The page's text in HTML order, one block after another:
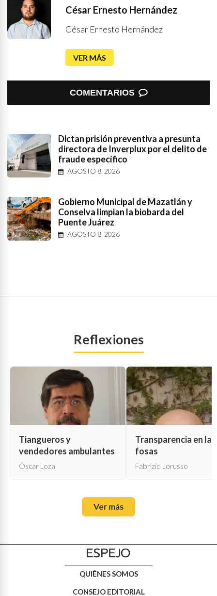
César Ernesto Hernández
César Ernesto Hernández
VER MÁS
COMENTARIOS
Dictan prisión preventiva a presunta
directora de Inverplux por el delito de
fraude específico
AGOSTO 8, 2026
Gobierno Municipal de Mazatlán y
Conselva limpian la biobarda del
Puente Juárez
AGOSTO 8, 2026
Reflexiones
Tiangueros y
vendedores ambulantes
Óscar Loza
Transparencia en las
fosas
Fabrizio Lorusso
Ver más
QUIÉNES SOMOS
CONSEJO EDITORIAL